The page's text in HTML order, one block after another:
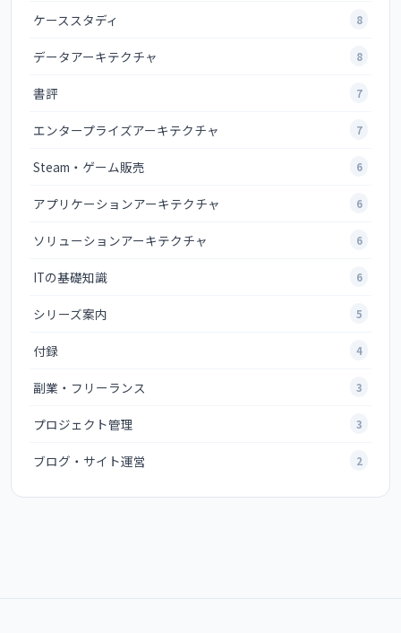
ケーススタディ 8
データアーキテクチャ 8
書評 7
エンタープライズアーキテクチャ 7
Steam・ゲーム販売 6
アプリケーションアーキテクチャ 6
ソリューションアーキテクチャ 6
ITの基礎知識 6
シリーズ案内 5
付録 4
副業・フリーランス 3
プロジェクト管理 3
ブログ・サイト運営 2